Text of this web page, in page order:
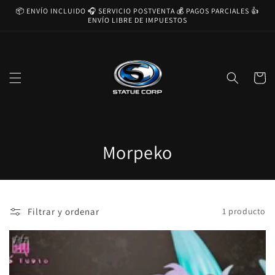
directamente
📦 ENVÍO INCLUIDO 🎧 SERVICIO POSTVENTA 💰 PAGOS PARCIALES 👍
ENVÍO LIBRE DE IMPUESTOS
Carrito
C
o
Morpeko
Filtrar y ordenar 1 producto